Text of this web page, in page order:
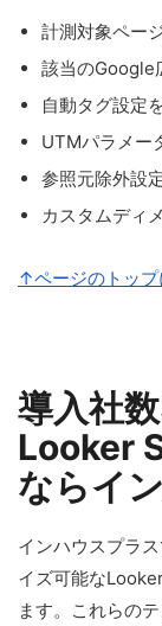
計測対象ペー
該当のGoogle
自動タグ設定
UTMパラメー
参照元除外設
カスタムディ
↑ページのトップ
導入社
Looker
ならイ
インハウスプラ
イズ可能な
ます。これらの